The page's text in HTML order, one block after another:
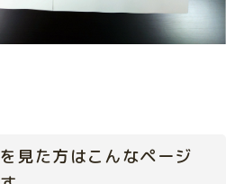
見た方はこんなページ